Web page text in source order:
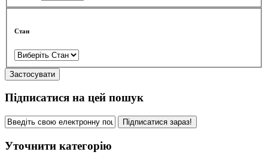
Стан
Застосувати
Підписатися на цей пошук
Підписатися зараз!
Уточнити категорію